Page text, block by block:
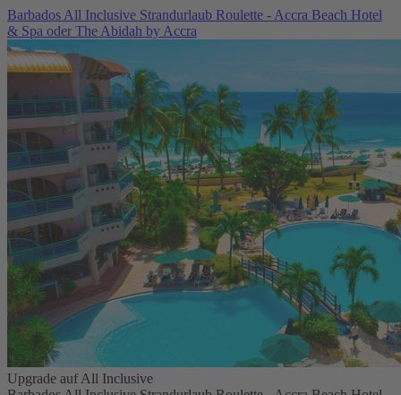
Barbados All Inclusive Strandurlaub Roulette - Accra Beach Hotel
& Spa oder The Abidah by Accra
Upgrade auf All Inclusive